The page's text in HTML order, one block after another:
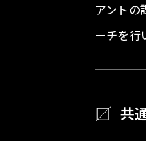
アントの
ーチを行
共